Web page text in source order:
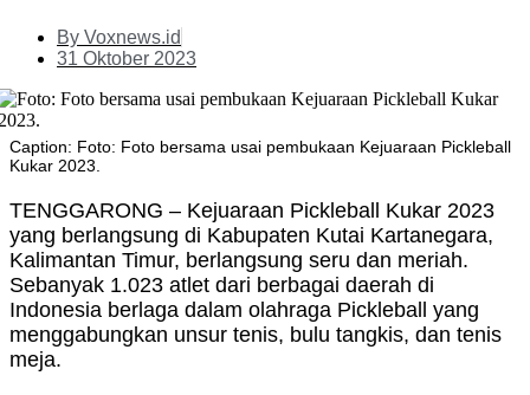
By Voxnews.id
31 Oktober 2023
Caption: Foto: Foto bersama usai pembukaan Kejuaraan Pickleball
Kukar 2023.
TENGGARONG – Kejuaraan Pickleball Kukar 2023
yang berlangsung di Kabupaten Kutai Kartanegara,
Kalimantan Timur, berlangsung seru dan meriah.
Sebanyak 1.023 atlet dari berbagai daerah di
Indonesia berlaga dalam olahraga Pickleball yang
menggabungkan unsur tenis, bulu tangkis, dan tenis
meja.